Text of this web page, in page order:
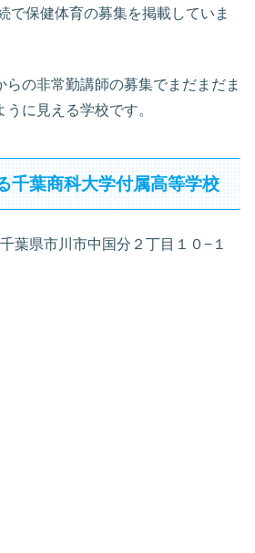
で保健体育の募集を掲載していま
らの非常勤講師の募集でまだまだま
に見える学校です。
千葉商科大学付属高等学校
葉県市川市中国分２丁目１０−１